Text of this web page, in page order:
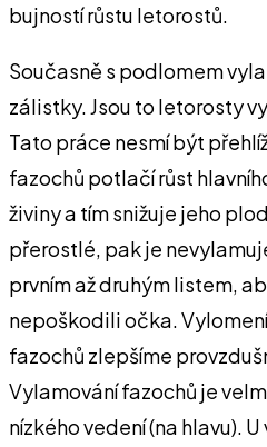
bujností růstu letorostů.
Současně s podlomem
zálistky. Jsou to letorosty
Tato práce nesmí být
fazochů potlačí růst
živiny a tím snižuje jeho
přerostlé, pak je
prvním až druhým listem,
nepo­škodili očka.
fazochů zlepšíme
Vylamování fazochů je
nízkého vede­ní (na hlavu).